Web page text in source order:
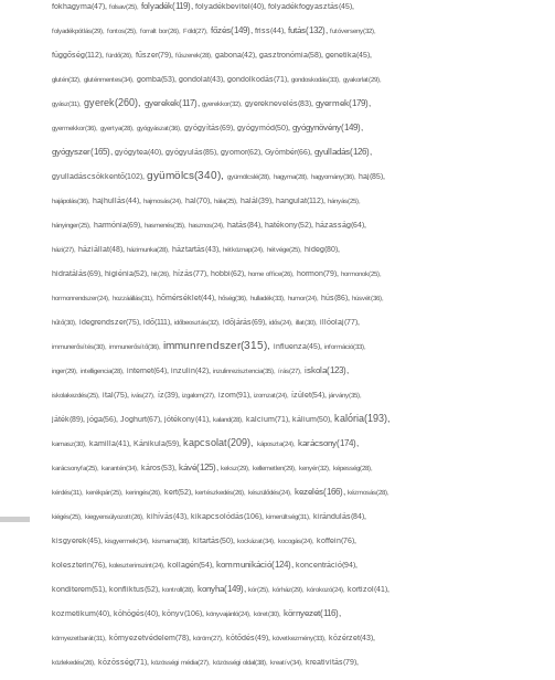
fokhagyma(47), folsav(25), folyadék(119), folyadékbevitel(40), folyadékfogyasztás(45),
folyadékpótlás(29), fontos(25), forralt bor(26), Föld(27), főzés(149), friss(44), futás(132), futóverseny(32),
függőség(112), fürdő(26), fűszer(79), fűszerek(28), gabona(42), gasztronómia(58), genetika(45),
glutén(32), gluténmentes(34), gomba(53), gondolat(43), gondolkodás(71), gondoskodás(33), gyakorlat(29),
gyász(31), gyerek(260), gyerekek(117), gyerekkor(32), gyereknevelés(83), gyermek(179),
gyermekkor(36), gyertya(28), gyógyászat(36), gyógyítás(69), gyógymód(50), gyógynövény(149),
gyógyszer(165), gyógytea(40), gyógyulás(85), gyomor(62), Gyömbér(66), gyulladás(126),
gyulladáscsökkentő(102), gyümölcs(340), gyümölcslé(28), hagyma(28), hagyomány(36), haj(85),
hajápolás(36), hajhullás(44), hajmosás(24), hal(70), hála(25), halál(39), hangulat(112), hányás(25),
hányinger(25), harmónia(69), hasmenés(35), hasznos(24), hatás(84), hatékony(52), házasság(64),
házi(27), háziállat(48), házimunka(28), háztartás(43), hétköznap(24), hétvége(25), hideg(80),
hidratálás(69), higiénia(52), hit(26), hízás(77), hobbi(62), home office(26), hormon(79), hormonok(25),
hormonrendszer(24), hozzáállás(31), hőmérséklet(44), hőség(36), hulladék(33), humor(24), hús(86), húsvét(36),
hűtő(30), idegrendszer(75), idő(111), időbeosztás(32), időjárás(69), idős(24), illat(30), illóolaj(77),
immunerősítés(30), immunerősítő(36), immunrendszer(315), influenza(45), információ(33),
inger(29), intelligencia(28), internet(64), inzulin(42), inzulinrezisztencia(35), írás(27), iskola(123),
iskolakezdés(25), ital(75), ivás(27), íz(39), izgalom(27), izom(91), izomzat(24), ízület(54), járvány(35),
játék(89), jóga(56), Joghurt(67), jótékony(41), kaland(28), kalcium(71), kálium(50), kalória(193),
kamasz(30), kamilla(41), Kánikula(59), kapcsolat(209), káposzta(24), karácsony(174),
karácsonyfa(25), karantén(34), káros(53), kávé(125), keksz(29), kellemetlen(29), kenyér(32), képesség(28),
kérdés(31), kerékpár(25), keringés(26), kert(52), kertészkedés(26), készülődés(24), kezelés(166), kézmosás(28),
kiégés(25), kiegyensúlyozott(26), kihívás(43), kikapcsolódás(106), kimerültség(31), kirándulás(84),
kisgyerek(45), kisgyermek(34), kismama(38), kitartás(50), kockázat(34), kocogás(24), koffein(76),
koleszterin(76), koleszterinszint(24), kollagén(54), kommunikáció(124), koncentráció(94),
konditerem(51), konfliktus(52), kontroll(28), konyha(149), kór(25), kórház(29), kórokozó(24), kortizol(41),
kozmetikum(40), köhögés(40), könyv(106), könyvajánló(24), köret(30), környezet(116),
környezetbarát(31), környezetvédelem(78), köröm(27), kötődés(49), következmény(33), közérzet(43),
közlekedés(26), közösség(71), közösségi média(27), közösségi oldal(38), kreatív(34), kreativitás(79),